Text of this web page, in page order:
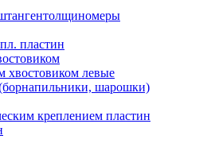
пластин
хвостовиком левые
шарошки)
креплением пластин